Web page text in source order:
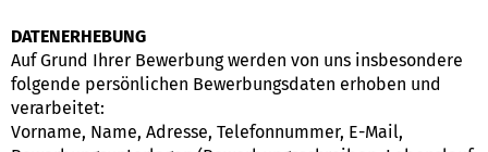
DATENERHEBUNG
Auf Grund Ihrer Bewerbung werden von uns insbesondere
folgende persönlichen Bewerbungsdaten erhoben und
verarbeitet:
Vorname, Name, Adresse, Telefonnummer, E-Mail,